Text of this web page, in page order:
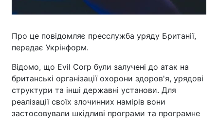
Про це повідомляє пресслужба уряду Британії,
передає Укрінформ.
Відомо, що Evil Corp були залучені до атак на
британські організації охорони здоров'я, урядові
структури та інші державні установи. Для
реалізації своїх злочинних намірів вони
застосовували шкідливі програми та програмне